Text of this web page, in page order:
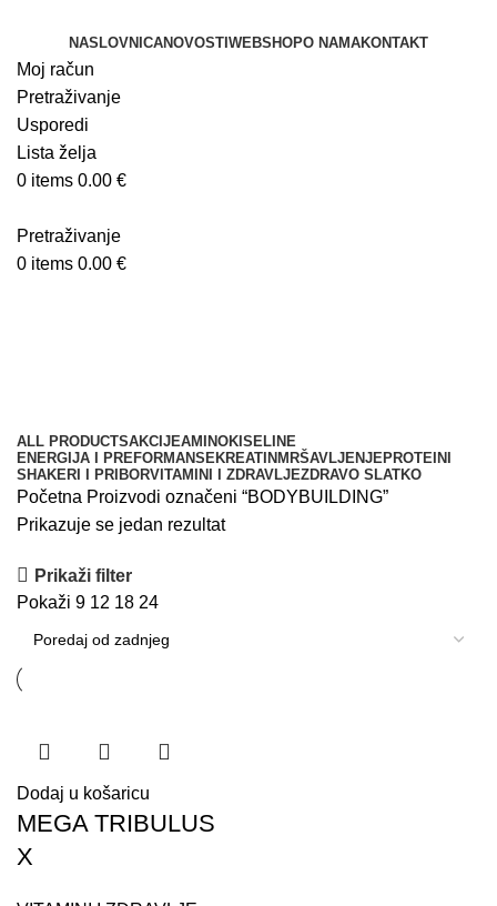
NASLOVNICANOVOSTI WEBSHOPO NAMAKONTAKT
Moj račun
Pretraživanje
Usporedi
Lista želja
0 items 0.00 €
Pretraživanje
0 items 0.00 €
ALL PRODUCTSAKCIJEAMINOKISELINE
ENERGIJA I PREFORMANSEKREATIN MRŠAVLJENJEPROTEINI
SHAKERI I PRIBORVITAMINI I ZDRAVLJEZDRAVO SLATKO
Početna Proizvodi označeni “BODYBUILDING”
Prikazuje se jedan rezultat
Prikaži filter
Pokaži 9 12 18 24
Dodaj u košaricu
MEGA TRIBULUS
X